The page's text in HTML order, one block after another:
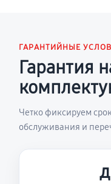
ГАРАНТИЙНЫЕ
Гарантия
Четко фиксируем
обслуживания и